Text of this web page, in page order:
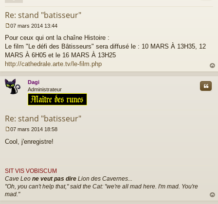
o
l
u
Re: stand "batisseur"
e
s
s
g
n
o
07 mars 2014 13:44
Pour ceux qui ont la chaîne Histoire :
Le film "Le défi des Bâtisseurs" sera diffusé le : 10 MARS À 13H35, 12
MARS À 6H05 et le 16 MARS À 13H25
http://cathedrale.arte.tv/le-film.php
au
Dagi
Administrateur
Re: stand "batisseur"
Citer
e
e
n
o
07 mars 2014 18:58
Cool, j'enregistre!
SIT VIS VOBISCUM
Cave Leo ne veut pas dire Lion des Cavernes...
"Oh, you can't help that," said the Cat: "we're all mad here. I'm mad. You're
mad."